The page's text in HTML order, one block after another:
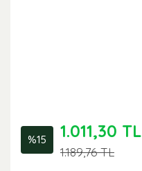
%15 1.011,30 TL
1.189,76 TL